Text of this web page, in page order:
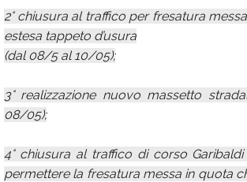
2° chiusura al traffico per fresatura
estesa tappeto d’usura
(dal 08/5 al 10/05);
3° realizzazione nuovo massetto
08/05);
4° chiusura al traffico di corso
permettere la fresatura messa in quota